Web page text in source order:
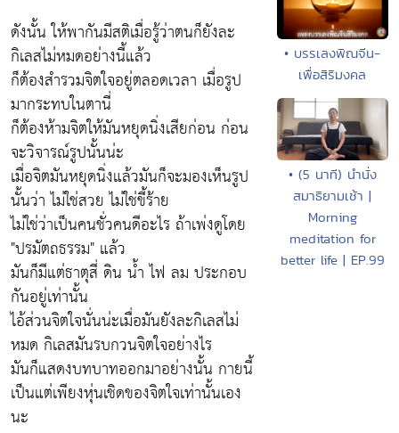
ดังนั้น ให้พากันมีสติเมื่อรู้ว่าตนก็ยังละ
กิเลสไม่หมดอย่างนี้แล้ว
ก็ต้องสำรวมจิตใจอยู่ตลอดเวลา เมื่อรูป
มากระทบในตานี่
ก็ต้องห้ามจิตให้มันหยุดนิ่งเสียก่อน ก่อน
จะวิจารณ์รูปนั้นน่ะ
เมื่อจิตมันหยุดนิ่งแล้วมันก็จะมองเห็นรูป
นั้นว่า ไม่ใช่สวย ไม่ใช่ขี้ร้าย
ไม่ใช่ว่าเป็นคนชั่วคนดีอะไร ถ้าเพ่งดูโดย
"ปรมัตถธรรม" แล้ว
มันก็มีแต่ธาตุสี่ ดิน น้ำ ไฟ ลม ประกอบ
กันอยู่เท่านั้น
ไอ้ส่วนจิตใจนั่นน่ะเมื่อมันยังละกิเลสไม่
หมด กิเลสมันรบกวนจิตใจอย่างไร
มันก็แสดงบทบาทออกมาอย่างนั้น กายนี้
เป็นแต่เพียงหุ่นเชิดของจิตใจเท่านั้นเอง
นะ
• บรรเลงพิณจีน-
เพื่อสิริมงคล
• (5 นาที) นำนั่ง
สมาธิยามเช้า |
Morning
meditation for
better life | EP.99